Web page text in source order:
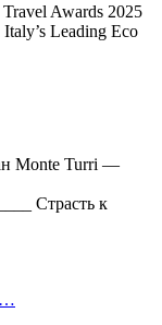
Awards 2025
Leading Eco
Monte Turri —
Страсть к